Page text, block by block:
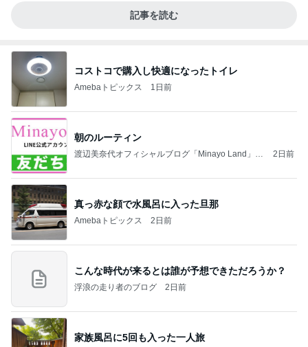
記事を読む
コストコで購入し快適になったトイレ
Amebaトピックス 1日前
朝のルーティン
渡辺美奈代オフィシャルブログ「Minayo Land」P
2日前
真っ赤な顔で水風呂に入った旦那
Amebaトピックス 2日前
こんな時代が来るとは誰が予想できただろうか？
浮浪の走り者のブログ 2日前
家族風呂に5回も入った一人旅